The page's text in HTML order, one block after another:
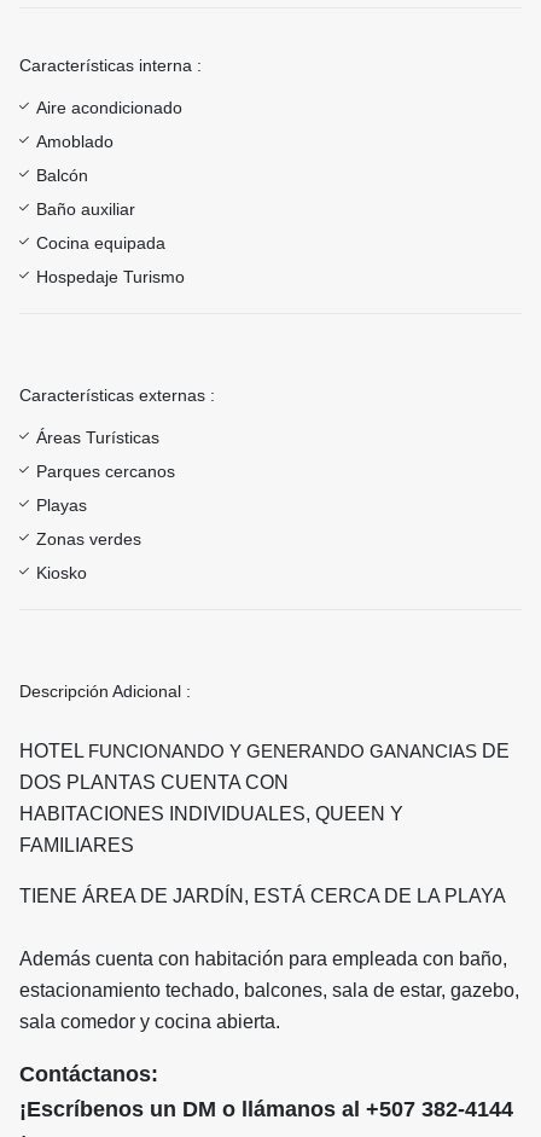
Características interna :
Aire acondicionado
Amoblado
Balcón
Baño auxiliar
Cocina equipada
Hospedaje Turismo
Características externas :
Áreas Turísticas
Parques cercanos
Playas
Zonas verdes
Kiosko
Descripción Adicional :
HOTEL FUNCIONANDO Y GENERANDO GANANCIAS DE
DOS PLANTAS CUENTA CON
HABITACIONES INDIVIDUALES, QUEEN Y
FAMILIARES
TIENE ÁREA DE JARDÍN, ESTÁ CERCA DE LA PLAYA
Además cuenta con habitación para empleada con baño,
estacionamiento techado, balcones, sala de estar, gazebo,
sala comedor y cocina abierta.
Contáctanos:
¡Escríbenos un DM o llámanos al +507 382-4144